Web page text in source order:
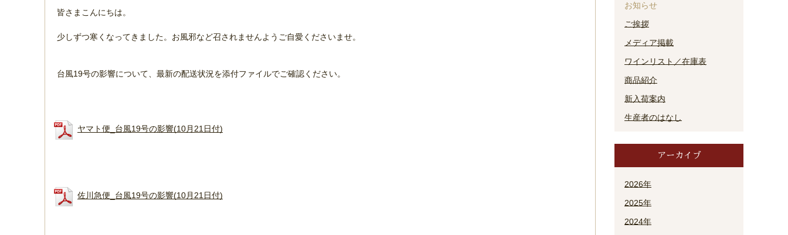
皆さまこんにちは。
少しずつ寒くなってきました。お風邪など召されませんようご自愛くださいませ。
台風19号の影響について、最新の配送状況を添付ファイルでご確認ください。
ヤマト便_台風19号の影響(10月21日付)
佐川急便_台風19号の影響(10月21日付)
お知らせ
ご挨拶
メディア掲載
ワインリスト／在庫表
商品紹介
新入荷案内
生産者のはなし
アーカイブ
2026年
2025年
2024年